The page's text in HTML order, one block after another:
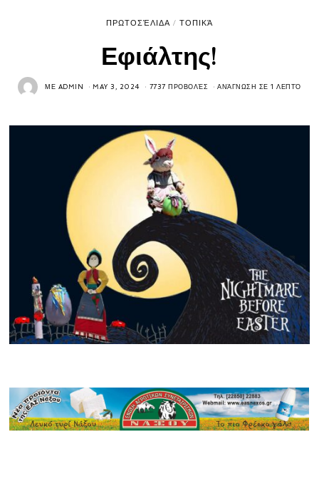
ΠΡΩΤΟΣΈΛΙΔΑ / ΤΟΠΙΚΆ
Εφιάλτης!
ΜΕ ADMIN MAY 3, 2024 7737 ΠΡΟΒΟΛΈΣ ΑΝΆΓΝΩΣΗ ΣΕ 1 ΛΕΠΤΌ